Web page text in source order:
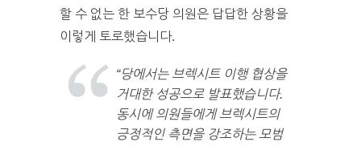
할 수 없는 한 보수당 의원은 답답한 상황을
이렇게 토로했습니다.
“당에서는 브렉시트 이행 협상을
거대한 성공으로 발표했습니다.
동시에 의원들에게 브렉시트의
긍정적인 측면을 강조하는 모범